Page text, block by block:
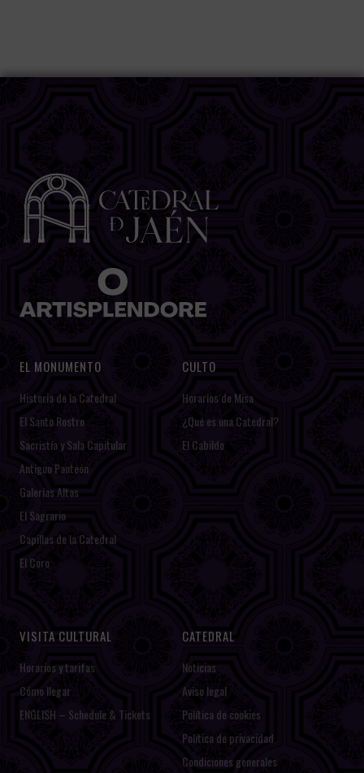
EL MONUMENTO
Historia de la Catedral
El Santo Rostro
Sacristía y Sala Capitular
Antiguo Panteón
Galerías Altas
El Sagrario
Capillas de la Catedral
El Coro
CULTO
Horarios de Misa
¿Qué es una Catedral?
El Cabildo
VISITA CULTURAL
Horarios y tarifas
Cómo llegar
ENGLISH – Schedule & Tickets
CATEDRAL
Noticias
Aviso legal
Política de cookies
Política de privacidad
Condiciones generales